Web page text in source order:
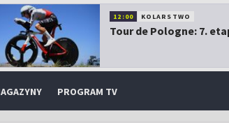
12:00 KOLARSTWO
Tour de Pologne: 7.
PROGRAM TV